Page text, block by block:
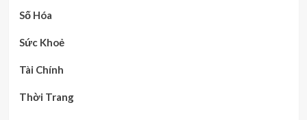
Số Hóa
Sức Khoẻ
Tài Chính
Thời Trang